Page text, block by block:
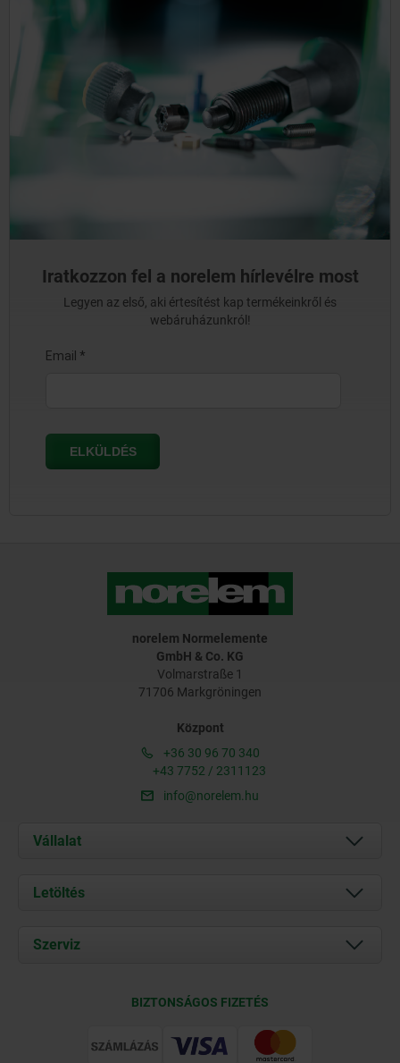
Iratkozzon fel a norelem hírlevélre most
Legyen az első, aki értesítést kap termékeinkről és
webáruházunkról!
norelem Normelemente
GmbH & Co. KG
Volmarstraße 1
71706 Markgröningen
Központ
+36 30 96 70 340
+43 7752 / 2311123
info@norelem.hu
Vállalat
Rólunk
Kapcsolat
Letöltés
Documents
Szerviz
BIZTONSÁGOS FIZETÉS